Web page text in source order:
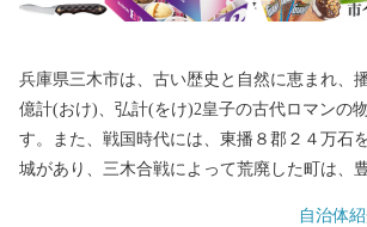
兵庫県三木市は、古い歴史と自然に恵まれ、
億計(おけ)、弘計(をけ)2皇子の古代ロマンの
す。また、戦国時代には、東播８郡２４万石
城があり、三木合戦によって荒廃した町は、
自治体